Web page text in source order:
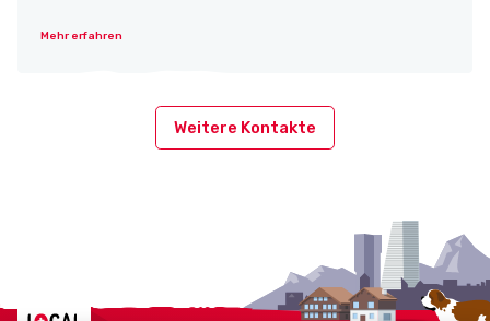
Mehr erfahren
Weitere Kontakte
Localcities